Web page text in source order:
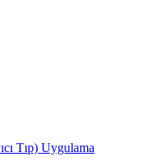
Tıp) Uygulama